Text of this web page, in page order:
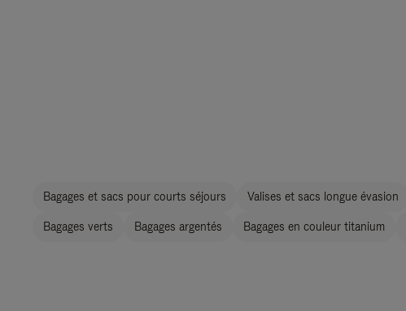
Bagages et sacs pour courts séjours Valises et sacs longue évasion
Bagages verts Bagages argentés Bagages en couleur titanium